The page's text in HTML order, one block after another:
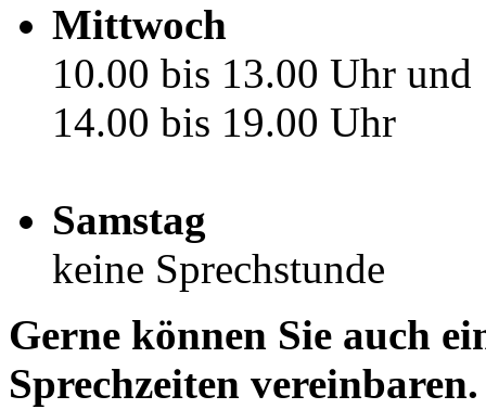
Mittwoch
10.00 bis 13.00 Uhr und
14.00 bis 19.00 Uhr
Samstag
keine Sprechstunde
Gerne können Sie auch
Sprechzeiten vereinbaren.